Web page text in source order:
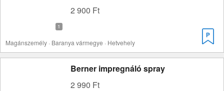
2 900 Ft
Magánszemély · Baranya vármegye · Hetvehely
Berner impregnáló spray
2 990 Ft